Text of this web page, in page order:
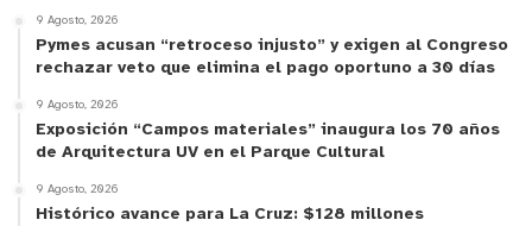
9 Agosto, 2026
Pymes acusan “retroceso injusto” y exigen al Congreso
rechazar veto que elimina el pago oportuno a 30 días
9 Agosto, 2026
Exposición “Campos materiales” inaugura los 70 años
de Arquitectura UV en el Parque Cultural
9 Agosto, 2026
Histórico avance para La Cruz: $128 millones